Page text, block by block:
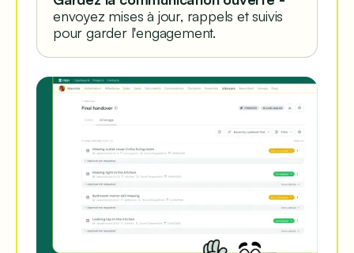
envoyez mises à jour, rappels et suivis
pour garder l'engagement.